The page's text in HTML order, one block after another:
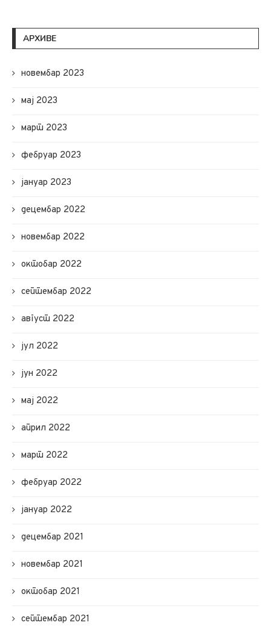
АРХИВЕ
новембар 2023
мај 2023
март 2023
фебруар 2023
јануар 2023
децембар 2022
новембар 2022
октобар 2022
септембар 2022
август 2022
јул 2022
јун 2022
мај 2022
април 2022
март 2022
фебруар 2022
јануар 2022
децембар 2021
новембар 2021
октобар 2021
септембар 2021